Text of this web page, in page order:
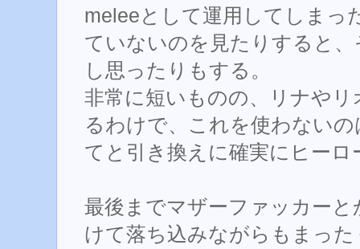
meleeとして運用してしまっ
ていないのを見たりすると
し思ったりもする。
非常に短いものの、リナや
るわけで、これを使わない
てと引き換えに確実にヒーロ
最後までマザーファッカー
けて落ち込みながらもまっ